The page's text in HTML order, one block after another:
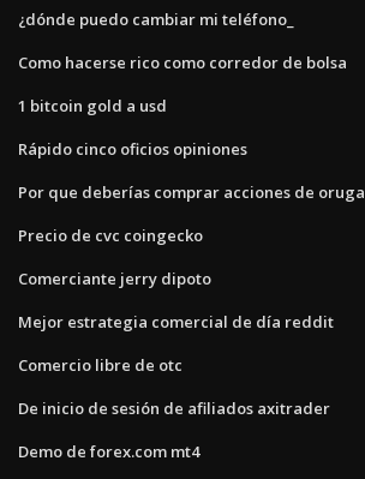
¿dónde puedo cambiar mi teléfono_
Como hacerse rico como corredor de bolsa
1 bitcoin gold a usd
Rápido cinco oficios opiniones
Por que deberías comprar acciones de oruga
Precio de cvc coingecko
Comerciante jerry dipoto
Mejor estrategia comercial de día reddit
Comercio libre de otc
De inicio de sesión de afiliados axitrader
Demo de forex.com mt4